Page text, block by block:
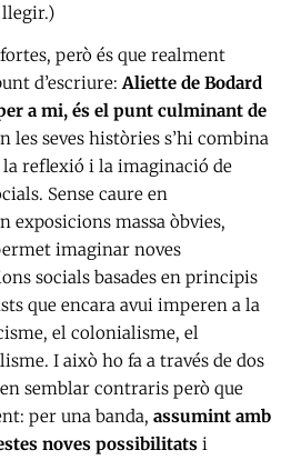
però és que realment
d’escriure:Aliette de Bodard
a mi, és el punt culminant de
les seves històries s’hi combina
reflexió i la imaginació de
Sense caure en
exposicions massa òbvies,
imaginar noves
socials basades en principis
que encara avui imperen a la
el colonialisme, el
I això ho fa a través de dos
semblar contraris però que
per una banda, assumint amb
noves possibilitats i